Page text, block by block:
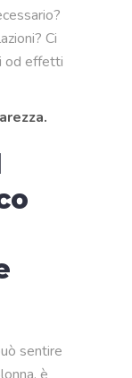
Ci
od effetti
sentire